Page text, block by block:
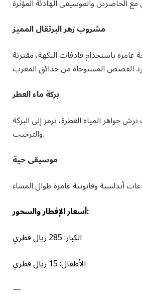
مشروب زهر البرتقال المميز
باستخدام قاذفات النكهة، مقترنة
بركة ماء العطر
جواهر المياه العطرة، ترمز إلى البركة
والترحيب.
موسيقى حية
أسعار الإفطار والسحور:
الكبار: 285 ريال قطري
الأطفال: 15 ريال قطري
—